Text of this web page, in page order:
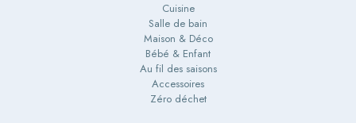
Cuisine
Salle de bain
Maison & Déco
Bébé & Enfant
Au fil des saisons
Accessoires
Zéro déchet